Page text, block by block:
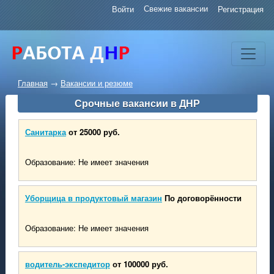
Войти Свежие вакансии Регистрация
Главная → Вакансии и резюме
Срочные вакансии в ДНР
Санитарка от 25000 руб.
Образование: Не имеет значения
Уборщица в продуктовый магазин По договорённости
Образование: Не имеет значения
водитель-экспедитор от 100000 руб.